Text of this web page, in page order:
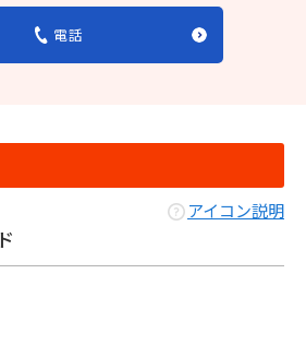
電話
アイコン説明